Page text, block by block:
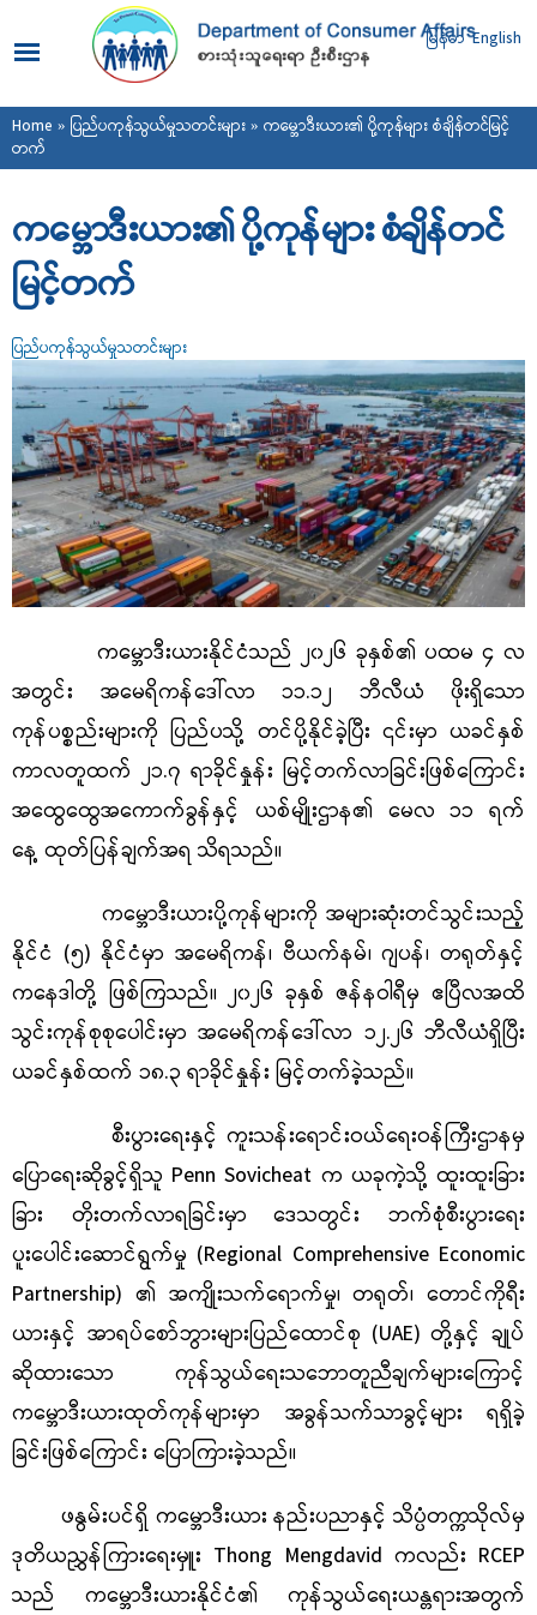
main
content
မြန်မာ English
You are here
Home » ပြည်ပကုန်သွယ်မှုသတင်းများ» ကမ္ဘောဒီးယား၏ ပို့ကုန်များ စံချိန်တင်မြင့်
တက်
ကမ္ဘောဒီးယား၏ ပို့ကုန်များ စံချိန်တင်
မြင့်တက်
ပြည်ပကုန်သွယ်မှုသတင်းများ
ကမ္ဘောဒီးယားနိုင်ငံသည် ၂၀၂၆ ခုနှစ်၏ ပထမ ၄ လ
အတွင်း အမေရိကန်ဒေါ်လာ ၁၁.၁၂ ဘီလီယံ ဖိုးရှိသော
ကုန်ပစ္စည်းများကို ပြည်ပသို့ တင်ပို့နိုင်ခဲ့ပြီး ၎င်းမှာ ယခင်နှစ်
ကာလတူထက် ၂၁.၇ ရာခိုင်နှုန်း မြင့်တက်လာခြင်းဖြစ်ကြောင်း
အထွေထွေအကောက်ခွန်နှင့် ယစ်မျိုးဌာန၏ မေလ ၁၁ ရက်
နေ့ ထုတ်ပြန်ချက်အရ သိရသည်။
ကမ္ဘောဒီးယားပို့ကုန်များကို အများဆုံးတင်သွင်းသည့်
နိုင်ငံ (၅) နိုင်ငံမှာ အမေရိကန်၊ ဗီယက်နမ်၊ ဂျပန်၊ တရုတ်နှင့်
ကနေဒါတို့ ဖြစ်ကြသည်။ ၂၀၂၆ ခုနှစ် ဇန်နဝါရီမှ ဧပြီလအထိ
သွင်းကုန်စုစုပေါင်းမှာ အမေရိကန်ဒေါ်လာ ၁၂.၂၆ ဘီလီယံရှိပြီး
ယခင်နှစ်ထက် ၁၈.၃ ရာခိုင်နှုန်း မြင့်တက်ခဲ့သည်။
စီးပွားရေးနှင့် ကူးသန်းရောင်းဝယ်ရေးဝန်ကြီးဌာနမှ
ပြောရေးဆိုခွင့်ရှိသူ Penn Sovicheat က ယခုကဲ့သို့ ထူးထူးခြား
ခြား တိုးတက်လာရခြင်းမှာ
ဒေသတွင်း ဘက်စုံစီးပွားရေး
ပူးပေါင်းဆောင်ရွက်မှု (Regional Comprehensive Economic
Partnership) ၏ အကျိုးသက်ရောက်မှု၊တရုတ်၊ တောင်ကိုရီး
ယားနှင့် အာရပ်စော်ဘွားများပြည်ထောင်စု (UAE)တို့နှင့် ချုပ်
ဆိုထားသော ကုန်သွယ်ရေးသဘောတူညီချက်များကြောင့်
ကမ္ဘောဒီးယားထုတ်ကုန်များမှာ အခွန်သက်သာခွင့်များ ရရှိခဲ့
ခြင်းဖြစ်ကြောင်း ပြောကြားခဲ့သည်။
ဖနွမ်းပင်ရှိ ကမ္ဘောဒီးယား နည်းပညာနှင့် သိပ္ပံတက္ကသိုလ်မှ
ဒုတိယညွှန်ကြားရေးမှူး Thong Mengdavid ကလည်း RCEP
သည် ကမ္ဘောဒီးယားနိုင်ငံ၏ ကုန်သွယ်ရေးယန္တရားအတွက်